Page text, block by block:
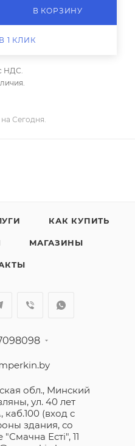
В КОРЗИНУ
1 КЛИК
НДС.
Сегодня.
КАК КУПИТЬ
МАГАЗИНЫ
обл., Минский
ул. 40 лет
(вход с
здания, со
Естi", 11